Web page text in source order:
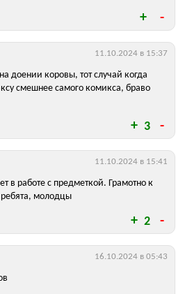
3
доении коровы, тот случай когда
смешнее самого комикса, браво
11.10.2024 в 15:37
2
в работе с предметкой. Грамотно к
молодцы
11.10.2024 в 15:41
16.10.2024 в 05:43